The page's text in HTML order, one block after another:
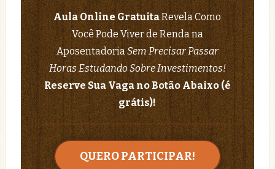
Aula Online GratuitaRevela Como
Você Pode Viver de Renda na
AposentadoriaSem Precisar Passar
Horas Estudando Sobre Investimentos!
Reserve Sua Vaga no Botão Abaixo (é
grátis)!
QUERO PARTICIPAR!